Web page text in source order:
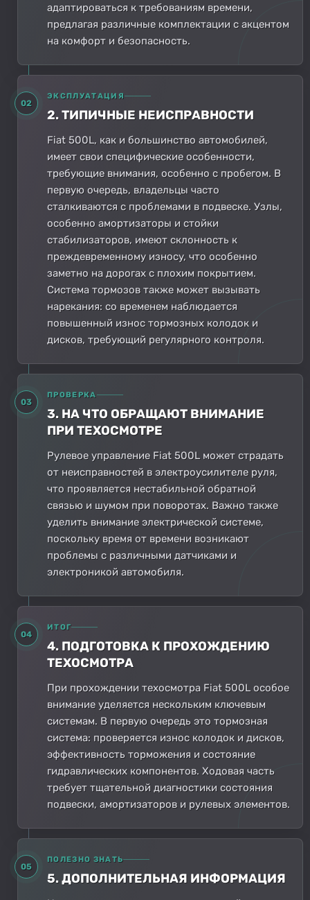
адаптироваться к требованиям времени,
предлагая различные комплектации с акцентом
на комфорт и безопасность.
02
ЭКСПЛУАТАЦИЯ
2. ТИПИЧНЫЕ НЕИСПРАВНОСТИ
Fiat 500L, как и большинство автомобилей,
имеет свои специфические особенности,
требующие внимания, особенно с пробегом. В
первую очередь, владельцы часто
сталкиваются с проблемами в подвеске. Узлы,
особенно амортизаторы и стойки
стабилизаторов, имеют склонность к
преждевременному износу, что особенно
заметно на дорогах с плохим покрытием.
Система тормозов также может вызывать
нарекания: со временем наблюдается
повышенный износ тормозных колодок и
дисков, требующий регулярного контроля.
03
ПРОВЕРКА
3. НА ЧТО ОБРАЩАЮТ ВНИМАНИЕ
ПРИ ТЕХОСМОТРЕ
Рулевое управление Fiat 500L может страдать
от неисправностей в электроусилителе руля,
что проявляется нестабильной обратной
связью и шумом при поворотах. Важно также
уделить внимание электрической системе,
поскольку время от времени возникают
проблемы с различными датчиками и
электроникой автомобиля.
04
ИТОГ
4. ПОДГОТОВКА К ПРОХОЖДЕНИЮ
ТЕХОСМОТРА
При прохождении техосмотра Fiat 500L особое
внимание уделяется нескольким ключевым
системам. В первую очередь это тормозная
система: проверяется износ колодок и дисков,
эффективность торможения и состояние
гидравлических компонентов. Ходовая часть
требует тщательной диагностики состояния
подвески, амортизаторов и рулевых элементов.
05
ПОЛЕЗНО ЗНАТЬ
5. ДОПОЛНИТЕЛЬНАЯ ИНФОРМАЦИЯ